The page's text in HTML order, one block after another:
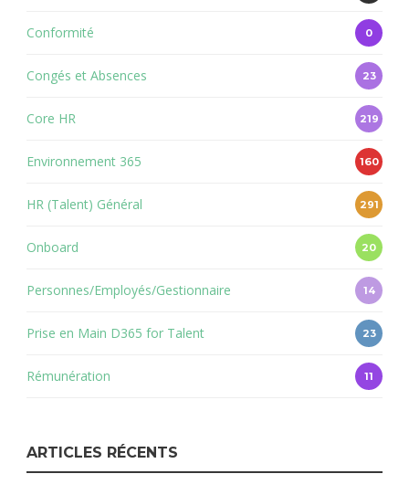
Conformité 0
Congés et Absences 23
Core HR 219
Environnement 365 160
HR (Talent) Général 291
Onboard 20
Personnes/Employés/Gestionnaire 14
Prise en Main D365 for Talent 23
Rémunération 11
ARTICLES RÉCENTS